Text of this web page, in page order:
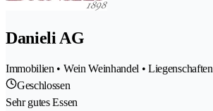
Danieli AG
Immobilien • Wein Weinhandel • Liegenschaften
Geschlossen
Sehr gutes Essen